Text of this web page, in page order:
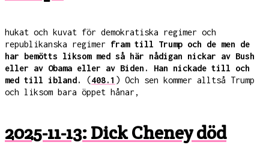
hukat och kuvat för demokratiska regimer och
republikanska regimer fram till Trump och de men de
har bemötts liksom med så här nådigan nickar av Bush
eller av Obama eller av Biden. Han nickade till och
med till ibland.
(408.1 ) Och sen kommer alltså Trump
och liksom bara öppet hånar,
2025-11-13: Dick Cheney död